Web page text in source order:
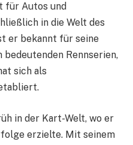
für Autos und
in die Welt des
er bekannt für seine
bedeutenden Rennserien,
sich als
in der Kart-Welt, wo er
erzielte. Mit seinem